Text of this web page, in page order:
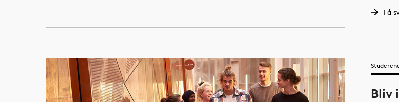
Få
Bliv